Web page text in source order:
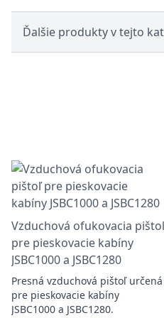
Ďalšie produkty v tejto
Vzduchová ofukovacia pištoľ
pre pieskovacie kabíny
JSBC1000 a JSBC1280
Presná vzduchová pištoľ určená
pre pieskovacie kabíny
JSBC1000 a JSBC1280.